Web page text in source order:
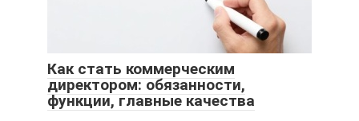
Как стать коммерческим
директором: обязанности,
функции, главные качества